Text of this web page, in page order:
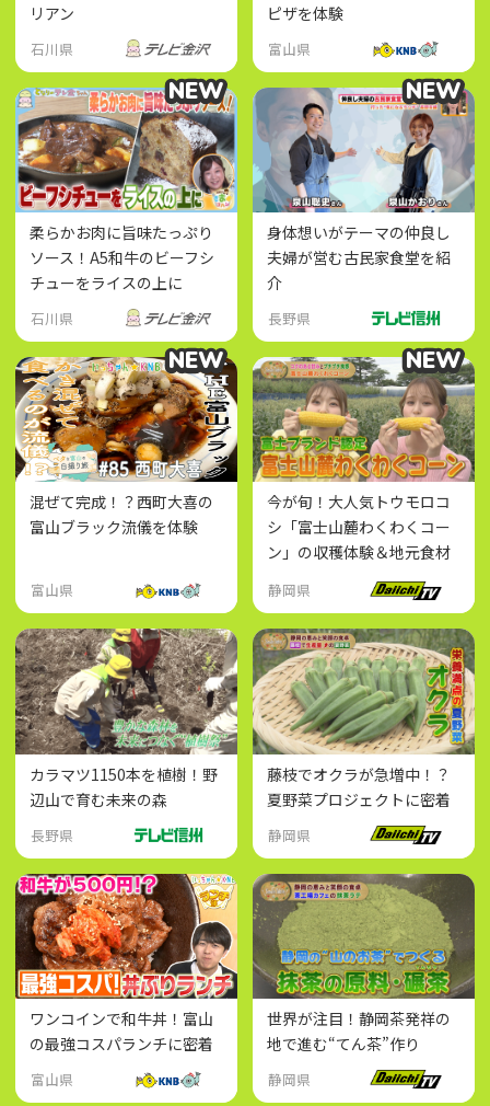
リアン
石川県
ピザを体験
富山県
柔らかお肉に旨味たっぷり
ソース！A5和牛のビーフシ
チューをライスの上に
石川県
NEW
NEW
身体想いがテーマの仲良し
夫婦が営む古民家食堂を紹
介
長野県
NEW
NEW
混ぜて完成！？西町大喜の
富山ブラック流儀を体験
富山県
NEW
NEW
今が旬！大人気トウモロコ
シ「富士山麓わくわくコー
ン」の収穫体験＆地元食材
たっぷりの限定グルメ巡り
静岡県
NEW
NEW
カラマツ1150本を植樹！野
辺山で育む未来の森
長野県
藤枝でオクラが急増中！？
夏野菜プロジェクトに密着
静岡県
ワンコインで和牛丼！富山
の最強コスパランチに密着
富山県
世界が注目！静岡茶発祥の
地で進む“てん茶”作り
静岡県